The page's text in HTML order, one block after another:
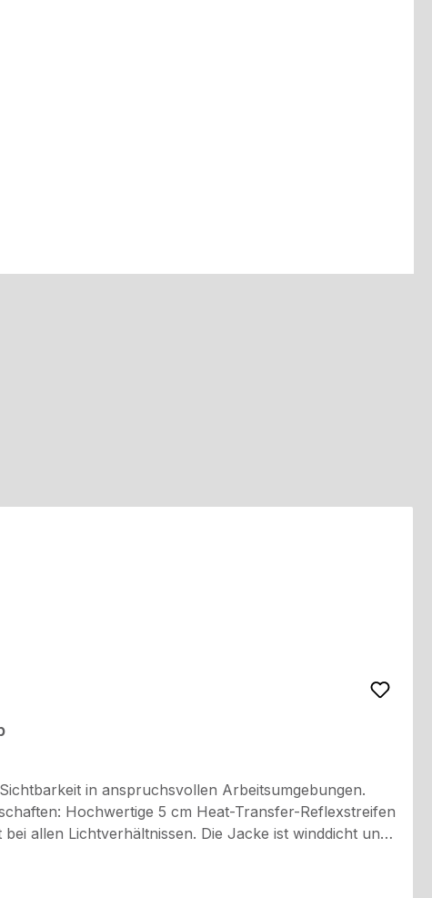
in anspruchsvollen Arbeitsumgebungen.
Die Jacke ist winddicht und